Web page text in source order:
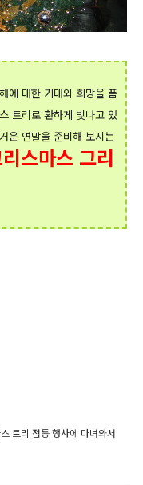
에 대한 기대와 희망을 품
트리로 환하게 빛나고 있
운 연말을 준비해 보시는
스마스 그리
트리 점등 행사에 다녀와서